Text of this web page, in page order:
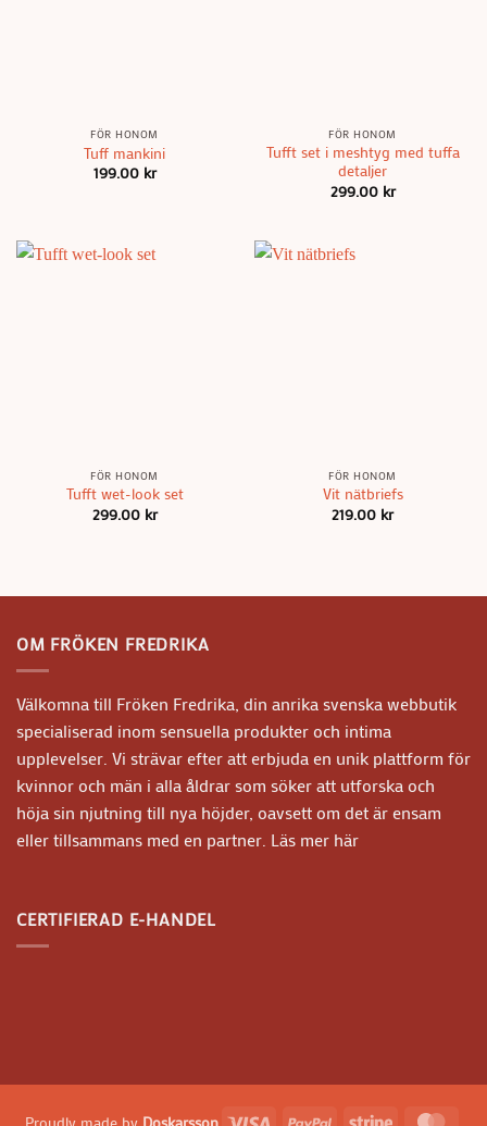
FÖR HONOM
Tuff mankini
199.00 kr
FÖR HONOM
Tufft set i meshtyg med tuffa
detaljer
299.00 kr
FÖR HONOM
Tufft wet-look set
299.00 kr
FÖR HONOM
Vit nätbriefs
219.00 kr
OM FRÖKEN FREDRIKA
Välkomna till Fröken Fredrika, din anrika svenska webbutik
specialiserad inom sensuella produkter och intima
upplevelser. Vi strävar efter att erbjuda en unik plattform för
kvinnor och män i alla åldrar som söker att utforska och
höja sin njutning till nya höjder, oavsett om det är ensam
eller tillsammans med en partner. Läs mer här
CERTIFIERAD E-HANDEL
Visa PayPal Stripe